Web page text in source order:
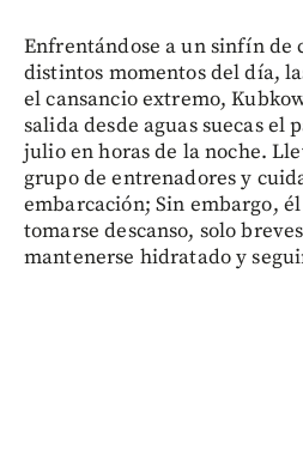
Enfrentándose a un sinfín de
distintos momentos del día,
el cansancio extremo,
salida desde aguas suecas el
julio en horas de la noche.
grupo de entrenadores y
embarcación; Sin embargo,
tomarse descanso, solo
mantenerse hidratado y